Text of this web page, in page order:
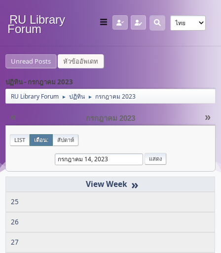
RU Library
Forum
Unread Posts หัวข้ออัพเดท
ปฏิทิน - กรกฎาคม 2023
RU Library Forum ► ปฏิทิน ► กรกฎาคม 2023
« »
กรกฎาคม 2023
LIST เดือน: สัปดาห์
»
25
26
27